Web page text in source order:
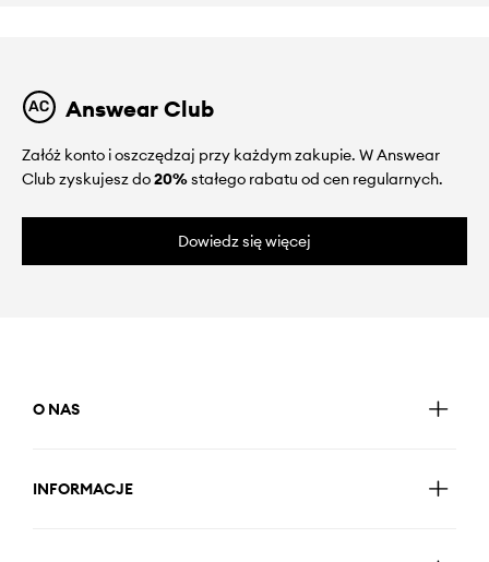
Answear Club
Załóż konto i oszczędzaj przy każdym zakupie. W Answear
Club zyskujesz do20%stałego rabatu od cen regularnych.
Dowiedz się więcej
O NAS
INFORMACJE